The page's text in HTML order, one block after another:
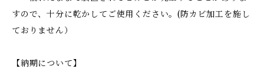
すので、十分に乾かしてご使用ください。(防カビ加工を施し
ておりません）
【納期について】